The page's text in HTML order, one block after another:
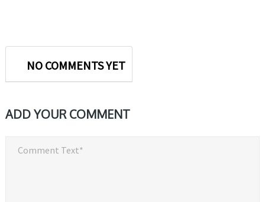
NO COMMENTS YET
ADD YOUR COMMENT